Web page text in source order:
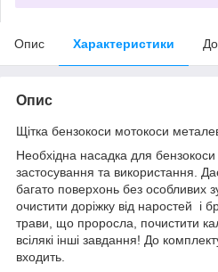
Опис Характеристики
Опис
Щітка бензокоси мотокоси
Необхідна насадка для
застосування та використання.
багато поверхонь без особливих
очистити доріжку від наростей і
трави, що проросла, почистити
всілякі інші завдання! До
входить.